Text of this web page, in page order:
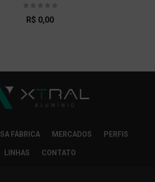
R$ 0,00
FÁBRICA MERCADOS PERFIS
LINHAS CONTATO